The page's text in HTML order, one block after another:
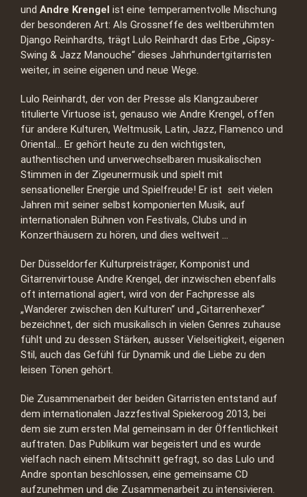
und Andre Krengel ist eine temperamentvolle Mischung
der besonderen Art: Als Grossneffe des weltberühmten
Django Reinhardts, trägt Lulo Reinhardt das Erbe „Gipsy-
Swing & Jazz Manouche“ dieses Jahrhundertgitarristen
weiter, in seine eigenen und neue Wege.
Lulo Reinhardt, der von der Presse als Klangzauberer
titulierte Virtuose ist, genauso wie Andre Krengel, offen
für andere Kulturen, Weltmusik, Latin, Jazz, Flamenco und
Oriental… Er gehört heute zu den wichtigsten,
authentischen und unverwechselbaren musikalischen
Stimmen in der Zigeunermusik und spielt mit
sensationeller Energie und Spielfreude! Er ist seit vielen
Jahren mit seiner selbst komponierten Musik, auf
internationalen Bühnen von Festivals, Clubs und in
Konzerthäusern zu hören, und dies weltweit …
Der Düsseldorfer Kulturpreisträger, Komponist und
Gitarrenvirtouse Andre Krengel, der inzwischen ebenfalls
oft international agiert, wird von der Fachpresse als
„Wanderer zwischen den Kulturen“ und „Gitarrenhexer“
bezeichnet, der sich musikalisch in vielen Genres zuhause
fühlt und zu dessen Stärken, ausser Vielseitigkeit, eigenen
Stil, auch das Gefühl für Dynamik und die Liebe zu den
leisen Tönen gehört.
Die Zusammenarbeit der beiden Gitarristen entstand auf
dem internationalen Jazzfestival Spiekeroog 2013, bei
dem sie zum ersten Mal gemeinsam in der Öffentlichkeit
auftraten. Das Publikum war begeistert und es wurde
vielfach nach einem Mitschnitt gefragt, so das Lulo und
Andre spontan beschlossen, eine gemeinsame CD
aufzunehmen und die Zusammenarbeit zu intensivieren.